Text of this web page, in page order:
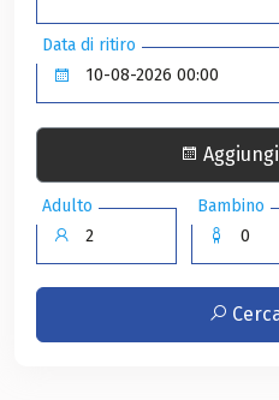
Data di ritiro
Adulto Bambino